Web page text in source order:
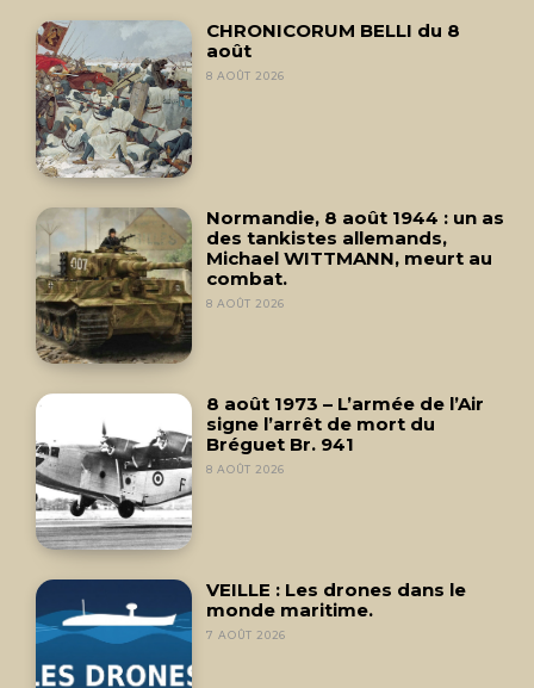
CHRONICORUM BELLI du 8
août
8 AOÛT 2026
Normandie, 8 août 1944 : un as
des tankistes allemands,
Michael WITTMANN, meurt au
combat.
8 AOÛT 2026
8 août 1973 – L’armée de l’Air
signe l’arrêt de mort du
Bréguet Br. 941
8 AOÛT 2026
VEILLE : Les drones dans le
monde maritime.
7 AOÛT 2026